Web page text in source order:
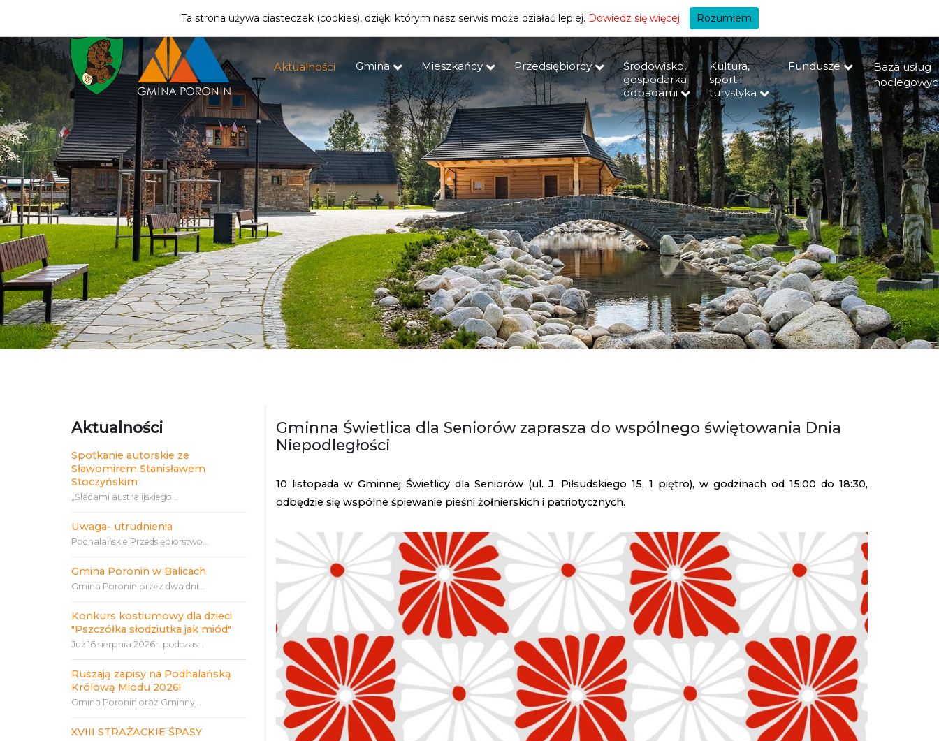
| MIESZKANIEC +A
Aktualności Gmina Mieszkańcy Przedsiębiorcy
Środowisko,
gospodarka
odpadami
Kultura,
sport i
turystyka
Fundusze
Baza usług
Aktualności
Spotkanie autorskie ze
Sławomirem Stanisławem
Stoczyńskim
„Śladami australijskiego...
Uwaga- utrudnienia
Podhalańskie Przedsiębiorstwo...
Gmina Poronin w Balicach
Gmina Poronin przez dwa dni...
Konkurs kostiumowy dla dzieci
"Pszczółka słodziutka jak miód"
Już 16 sierpnia 2026r. podczas...
Ruszają zapisy na Podhalańską
Królową Miodu 2026!
Gmina Poronin oraz Gminny...
XVIII STRAŻACKIE ŚPASY
Gminna Świetlica dla Seniorów zaprasza do wspólnego świętowania Dnia
Niepodległości
10 listopada w Gminnej Świetlicy dla Seniorów (ul. J. Piłsudskiego 15, 1 piętro), w godzinach od 15:00 do 18:30,
odbędzie się wspólne śpiewanie pieśni żołnierskich i patriotycznych.
Ta strona używa ciasteczek (cookies), dzięki którym nasz serwis może działać lepiej. Dowiedz się więcej Rozumiem